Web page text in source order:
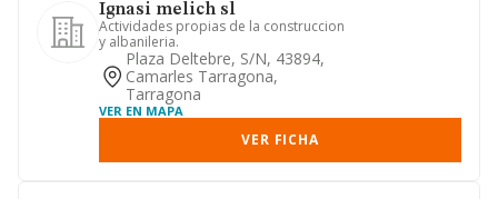
Ignasi melich sl
Actividades propias de la construccion
y albanileria.
Plaza Deltebre, S/n, 43894,
Camarles Tarragona,
Tarragona
VER EN MAPA
VER FICHA